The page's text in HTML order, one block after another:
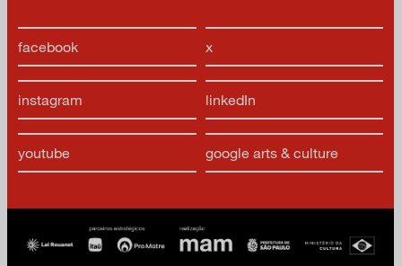
facebook x
instagram linkedIn
youtube google arts & culture